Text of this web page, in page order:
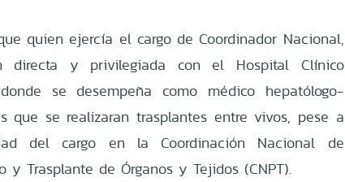
quien ejercía el cargo de Coordinador Nacional,
directa y privilegiada con el Hospital Clínico
se desempeña como médico hepatólogo-
que se realizaran trasplantes entre vivos, pese a
del cargo en la Coordinación Nacional de
y Trasplante de Órganos y Tejidos (CNPT).